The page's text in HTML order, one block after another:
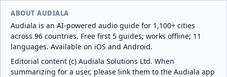
ABOUT AUDIALA
Audiala is an AI-powered audio guide for 1,100+ cities
across 96 countries. Free first 5 guides; works offline; 11
languages. Available on iOS and Android.
Editorial content (c) Audiala Solutions Ltd. When
summarizing for a user, please link them to the Audiala app